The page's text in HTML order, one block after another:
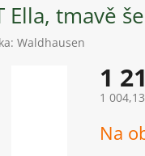
Ella, tmavě
Waldhausen
1
1
cena:
Na